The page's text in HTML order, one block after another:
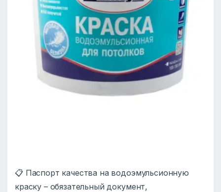
📋 Паспорт качества на водоэмульсионную
краску – обязательный документ,